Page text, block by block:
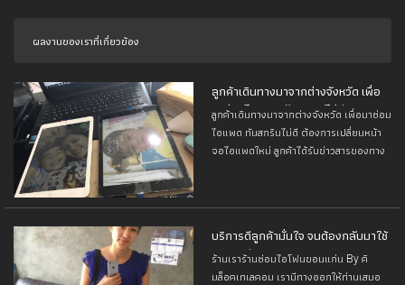
ผลงานของเราที่เกี่ยวข้อง
ลูกค้าเดินทางมาจากต่างจังหวัด เพื่อ
มาซ่อมไอแพด ทันสกรินไม่ดี
ลูกค้าเดินทางมาจากต่างจังหวัด เพื่อมาซ่อม
ไอแพด ทันสกรินไม่ดี ต้องการเปลี่ยนหน้า
จอไอแพดใหม่ ลูกค้าได้รับข่าวสารของทาง
บริการดีลูกค้ามั่นใจ จนต้องกลับมาใช้
บริการอีก
ร้านเราร้านซ่อมไอโฟนขอนแก่น By คิ
มล็อคเทเลคอม เรามีทางออกให้ท่านเสมอ